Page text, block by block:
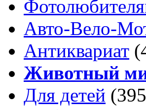
Авто-Вело-
Антиквариат
Животный
Для детей